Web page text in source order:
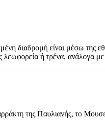
διαδρομή είναι μέσω της
ή τρένα, ανάλογα με
της Παυλιανής, το